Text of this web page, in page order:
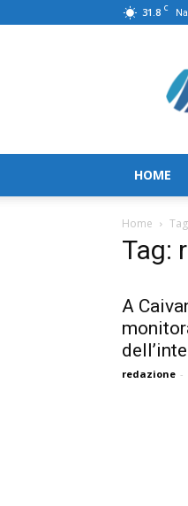
31.8 C
HOME
Home
Tag:
A
redazione -